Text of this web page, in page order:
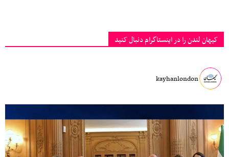
کیهان لندن را در اینستاگرام دنبال کنید
kayhanlondon